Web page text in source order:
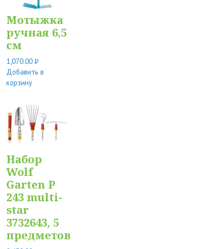
Мотыжка
ручная 6,5
см
1,070.00Р
УБ.
Добавить в
корзину
Набор
Wolf
Garten P
243 multi-
star
3732643, 5
предметов